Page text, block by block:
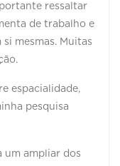
ressaltar
de trabalho e
mesmas. Muitas
espacialidade,
pesquisa
um ampliar dos